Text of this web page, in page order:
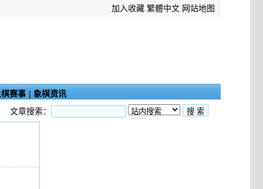
加入收藏 繁體中文 网站地图
赛事 | 象棋资讯
文章搜索：